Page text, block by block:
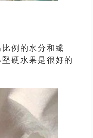
例的水分和纖
硬水果是很好的